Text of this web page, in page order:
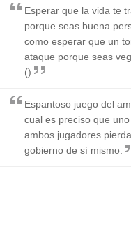
Esperar que la vida te
porque seas buena
como esperar que un
ataque porque seas
()
Espantoso juego del
cual es preciso que uno
ambos jugadores
gobierno de sí mismo.